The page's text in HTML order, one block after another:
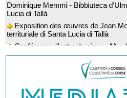
Lucia di Tallà
territuriale di Santa Lucia di Tallà
Bicchisgià
Exposition des œuvres de
"Racines, peintures acryliques et
territuriale di Santa Lucia di Tallà